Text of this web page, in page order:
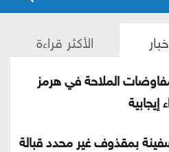
الأكثر قراءة
الملاحة في هرمز
إيجابية
بمقذوف غير محدد قبالة